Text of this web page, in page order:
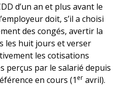
d’un an et plus avant le
doit, s’il a choisi
des congés, avertir la
les huit jours et verser
les cotisations
perçus par le salarié depuis
en cours (1 er avril).